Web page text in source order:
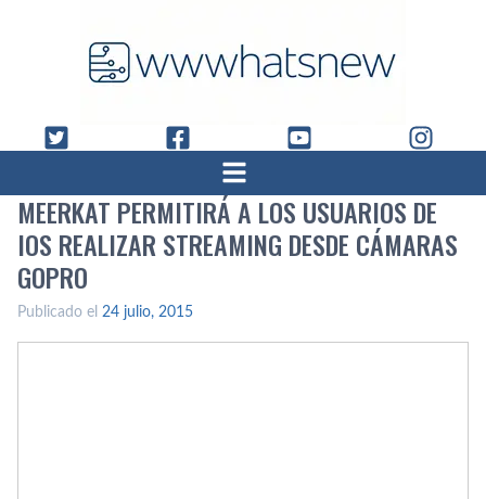
MEERKAT PERMITIRÁ A LOS USUARIOS DE
IOS REALIZAR STREAMING DESDE CÁMARAS
GOPRO
Publicado el 24 julio, 2015